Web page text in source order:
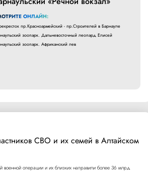
ОНЛАЙН:
пр.Красноармейский - пр.Строителей в Барнауле
зоопарк. Дальневосточный леопард Елисей
зоопарк. Африканский лев
СВО и их семей в Алтайском
военной операции и их близких направили более 36 млрд